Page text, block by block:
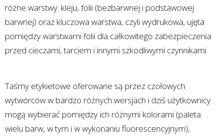
różne warstwy: kleju, folii (bezbarwnej i podstawowej
barwnej) oraz kluczowa warstwa, czyli wydrukowa, ujęta
pomiędzy warstwami folii dla całkowitego zabezpieczenia
przed cieczami, tarciem i innymi szkodliwymi czynnikami.
Taśmy etykietowe oferowane są przez czołowych
wytwórców w bardzo różnych wersjach i dziś użytkownicy
mogą wybierać pomiędzy ich różnymi kolorami (paleta
wielu barw, w tym i w wykonaniu fluorescencyjnym),